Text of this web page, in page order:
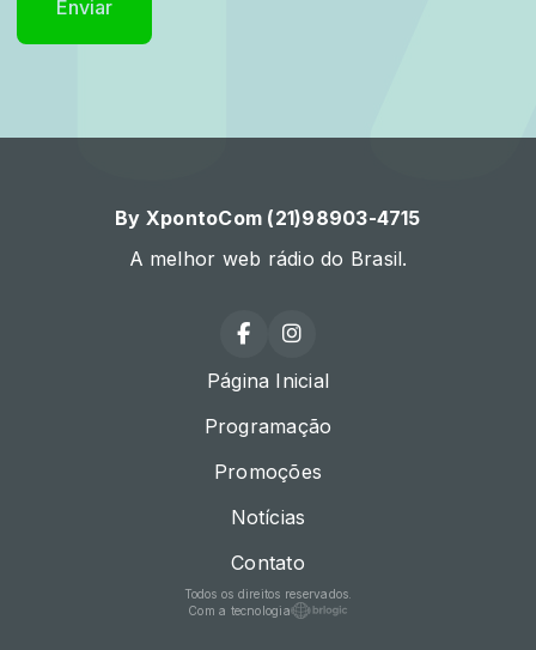
Enviar
By XpontoCom (21)98903-4715
A melhor web rádio do Brasil.
Página Inicial
Programação
Promoções
Notícias
Contato
Todos os direitos reservados.
Com a tecnologia